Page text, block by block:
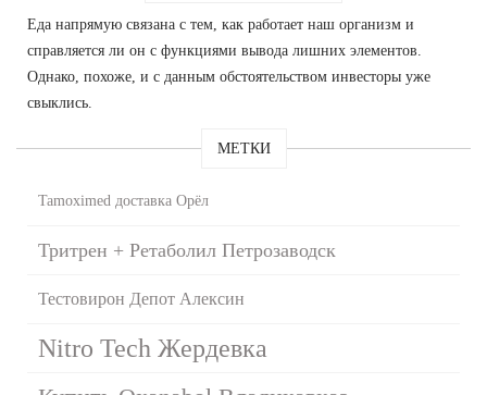
Еда напрямую связана с тем, как работает наш организм и
справляется ли он с функциями вывода лишних элементов.
Однако, похоже, и с данным обстоятельством инвесторы уже
свыклись.
МЕТКИ
Tamoximed доставка Орёл
Тритрен + Ретаболил Петрозаводск
Тестовирон Депот Алексин
Nitro Tech Жердевка